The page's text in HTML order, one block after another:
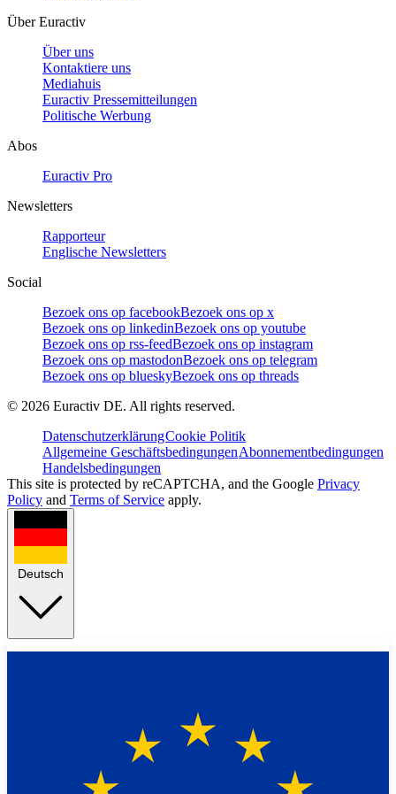
Über Euractiv
Über uns
Kontaktiere uns
Mediahuis
Euractiv Pressemitteilungen
Politische Werbung
Abos
Euractiv Pro
Newsletters
Rapporteur
Englische Newsletters
Social
Bezoek ons op facebookBezoek ons op x
Bezoek ons op linkedinBezoek ons op youtube
Bezoek ons op rss-feedBezoek ons op instagram
Bezoek ons op mastodonBezoek ons op telegram
Bezoek ons op blueskyBezoek ons op threads
© 2026 Euractiv DE. All rights reserved.
DatenschutzerklärungCookie Politik
Allgemeine GeschäftsbedingungenAbonnementbedingungen
Handelsbedingungen
This site is protected by reCAPTCHA, and the Google Privacy
Policy and Terms of Service apply.
Deutsch